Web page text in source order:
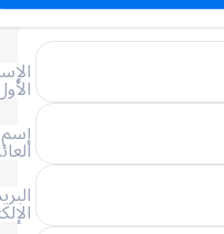
العائلة
الإلكتروني